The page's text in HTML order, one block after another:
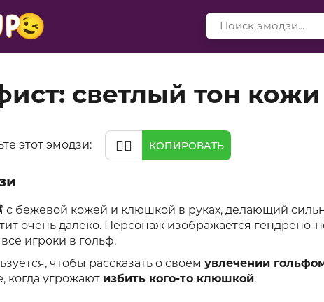
светлый тон кожи
этот эмодзи: 🏌🏼 КОПИРОВАТЬ
с бежевой кожей и клюшкой в руках, делающий
очень далеко. Персонаж изображается гендрено-
игроки в гольф.
чтобы рассказать о своём увлечении
когда угрожают избить кого-то клюшкой.